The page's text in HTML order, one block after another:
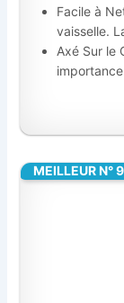
Facile à
vaisselle.
Axé Sur le
MEILLEUR N° 9